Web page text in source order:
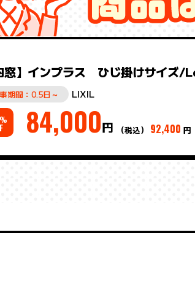
窓】インプラス ひじ掛けサイズ/
期間：0.5日～ LIXIL
% 84,000円 （税込） 92,400 円